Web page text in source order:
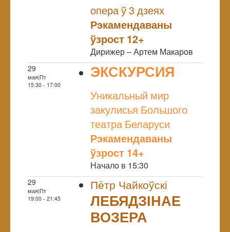
опера ў 3 дзеях
Рэкамендаваны
ўзрост 12+
Дирижер – Артем Макаров
29
мая|Пт
15:30 - 17:00
ЭКСКУРСИЯ
Уникальный мир
закулисья Большого
театра Беларуси
Рэкамендаваны
ўзрост 14+
Начало в 15:30
29
мая|Пт
19:00 - 21:45
Пётр Чайкоўскі
ЛЕБЯДЗІНАЕ
ВОЗЕРА